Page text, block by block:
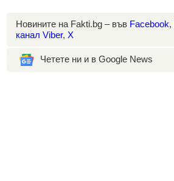
Новините на Fakti.bg – във Facebook,
канал Viber, X
Четете ни и в Google News